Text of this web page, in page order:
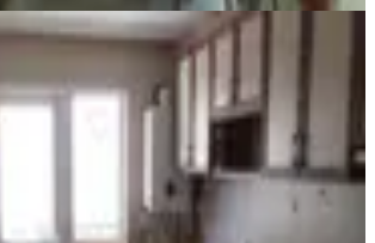
Merkezi Konumda Katta
Altıağaç Mahallesi
18.05.2026